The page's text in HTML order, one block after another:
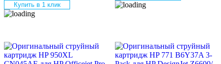
Купить в 1 клик